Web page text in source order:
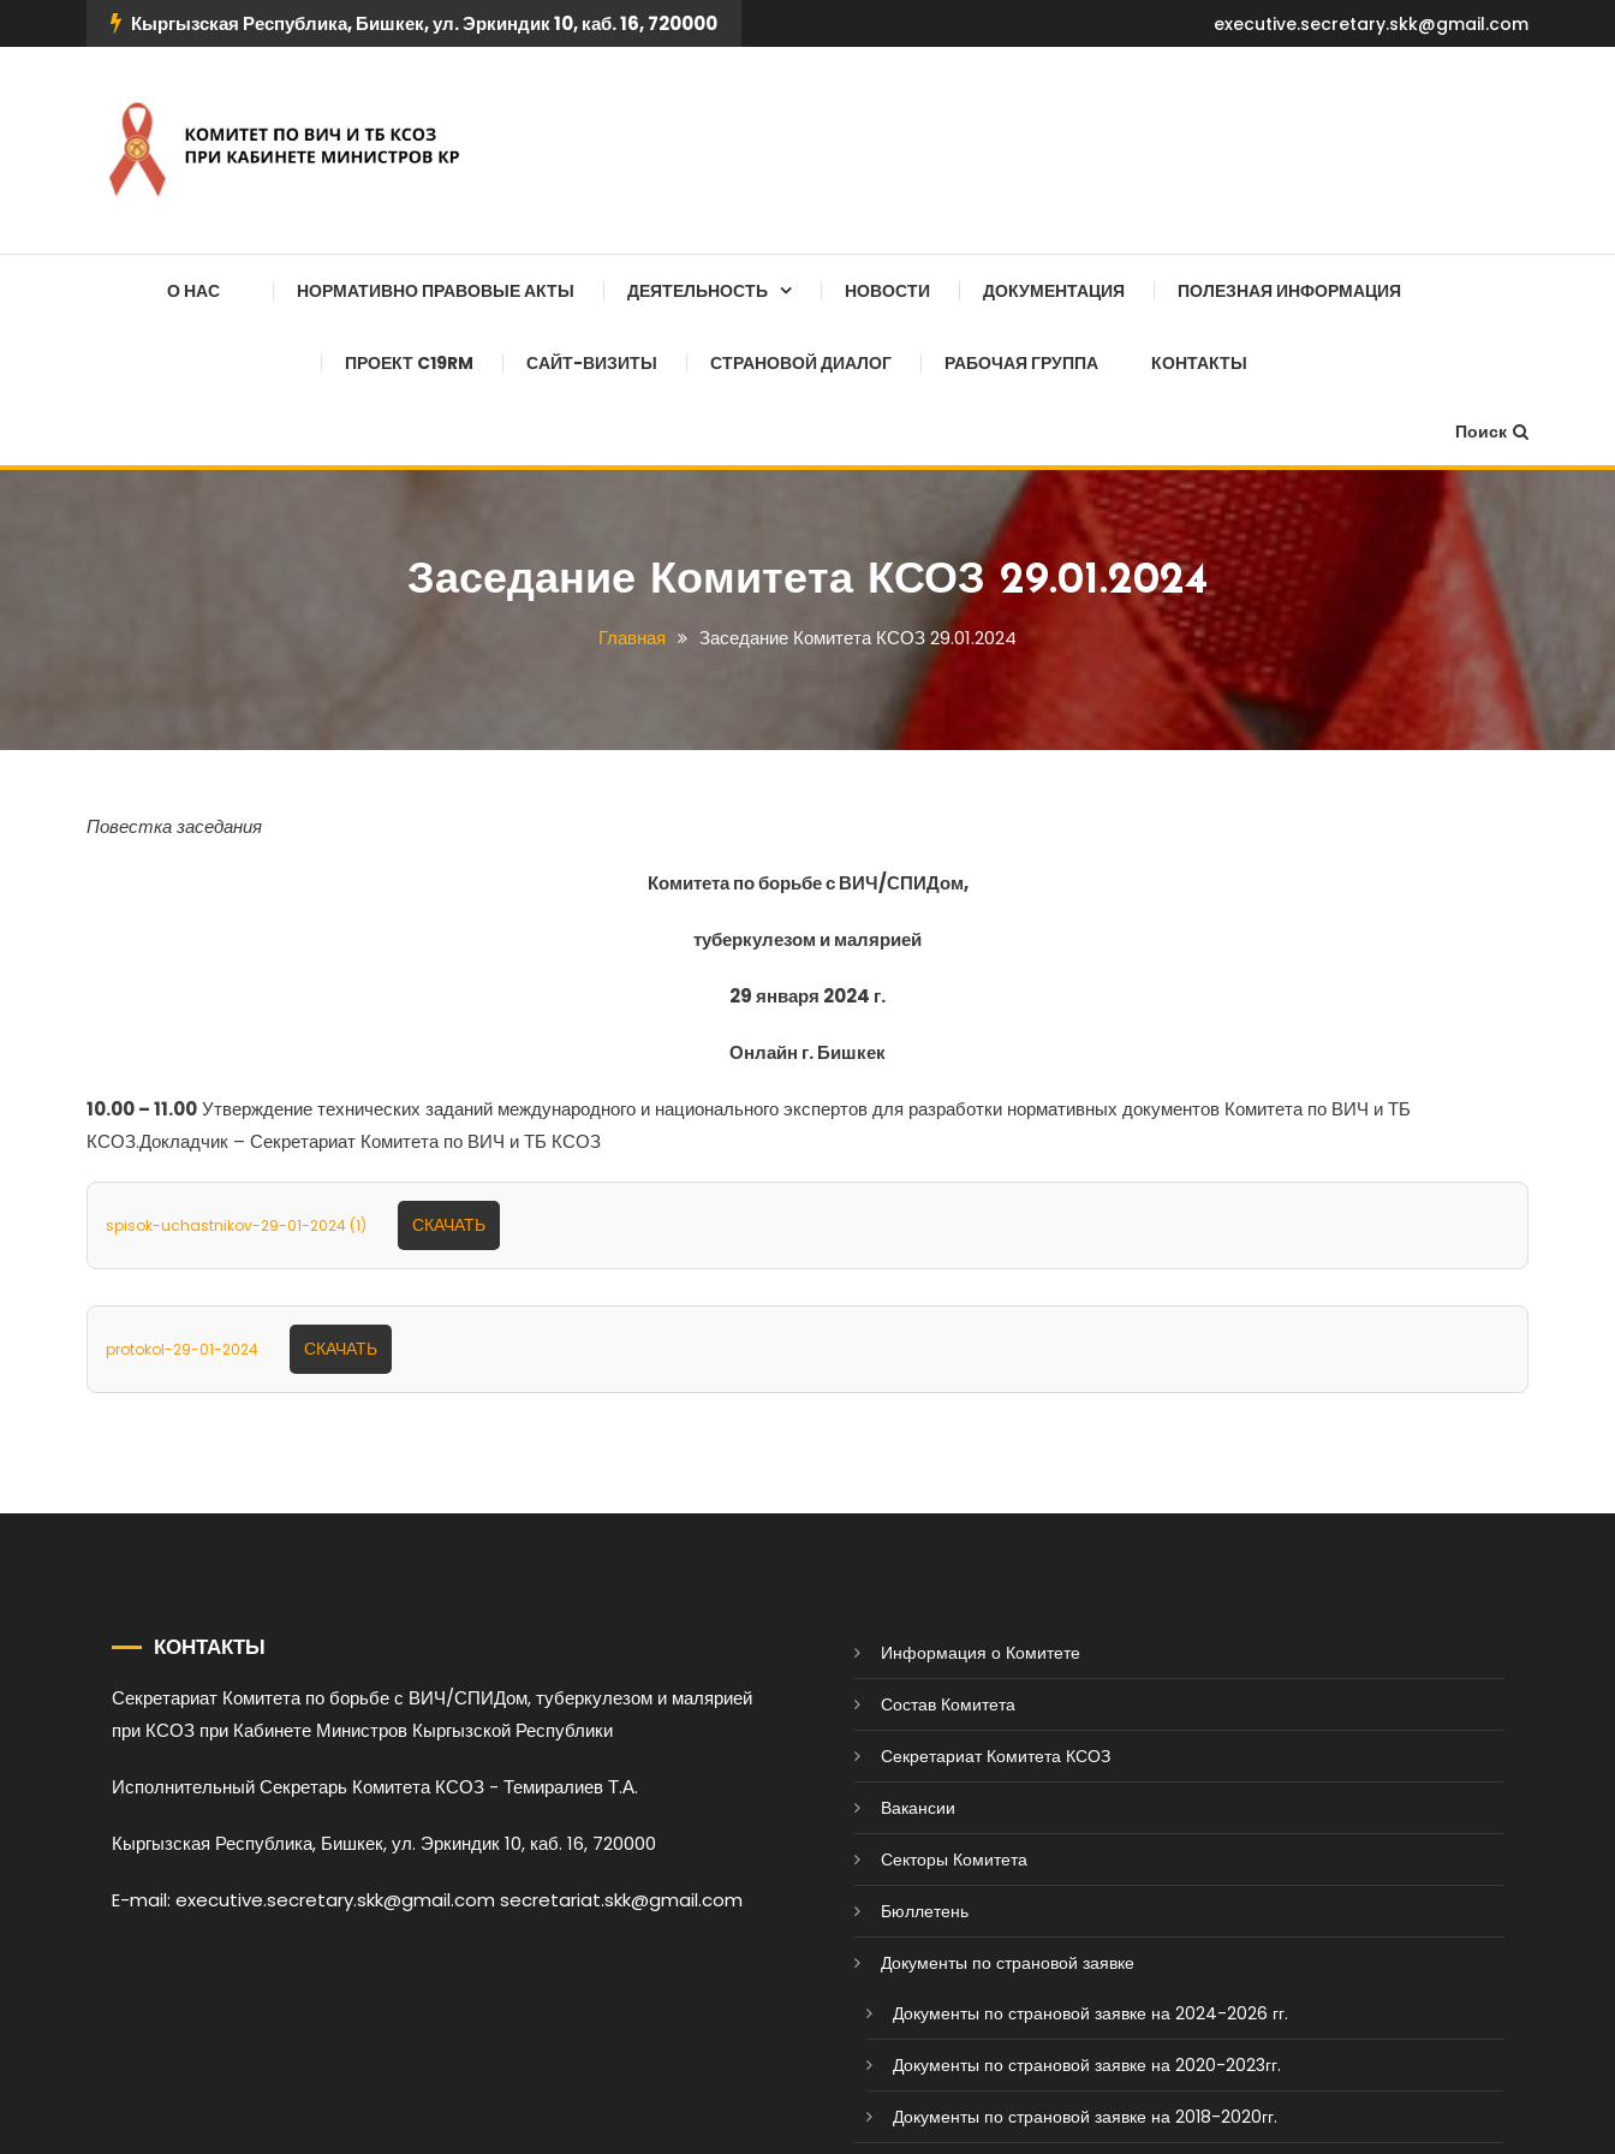
к
Кыргызская Республика, Бишкек, ул. Эркиндик 10, каб. 16, 720000 executive.secretary.skk@gmail.com
О НАС НОРМАТИВНО ПРАВОВЫЕ АКТЫ ДЕЯТЕЛЬНОСТЬ НОВОСТИ ДОКУМЕНТАЦИЯ ПОЛЕЗНАЯ ИНФОРМАЦИЯ
ПРОЕКТ C19RM САЙТ-ВИЗИТЫ СТРАНОВОЙ ДИАЛОГ РАБОЧАЯ ГРУППА КОНТАКТЫ
Поиск
Заседание Комитета КСОЗ 29.01.2024
Главная Заседание Комитета КСОЗ 29.01.2024
Повестка заседания
Комитета по борьбе с ВИЧ/СПИДом,
туберкулезом и малярией
29 января 2024 г.
Онлайн г. Бишкек
10.00 – 11.00Утверждение технических заданий международного и национального экспертов для разработки нормативных документов Комитета по ВИЧ и ТБ
КСОЗ.Докладчик – Секретариат Комитета по ВИЧ и ТБ КСОЗ
spisok-uchastnikov-29-01-2024 (1) СКАЧАТЬ
protokol-29-01-2024 СКАЧАТЬ
КОНТАКТЫ
Секретариат Комитета по борьбе с ВИЧ/СПИДом, туберкулезом и малярией
при КСОЗ при Кабинете Министров Кыргызской Республики
Исполнительный Секретарь Комитета КСОЗ - Темиралиев Т.А.
Кыргызская Республика, Бишкек, ул. Эркиндик 10, каб. 16, 720000
E-mail: executive.secretary.skk@gmail.com secretariat.skk@gmail.com
Информация о Комитете
Состав Комитета
Секретариат Комитета КСОЗ
Вакансии
Секторы Комитета
Бюллетень
Документы по страновой заявке
Документы по страновой заявке на 2024-2026 гг.
Документы по страновой заявке на 2020-2023гг.
Документы по страновой заявке на 2018-2020гг.